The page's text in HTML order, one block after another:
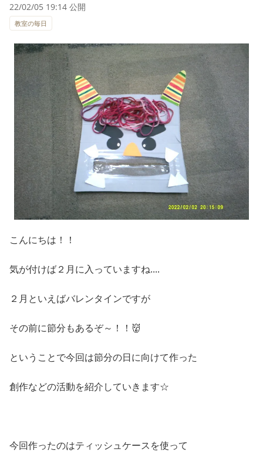
22/02/05 19:14 公開
教室の毎日
こんにちは！！
気が付けば２月に入っていますね....
２月といえばバレンタインですが
その前に節分もあるぞ～！！👹
ということで今回は節分の日に向けて作った
創作などの活動を紹介していきます☆
今回作ったのはティッシュケースを使って